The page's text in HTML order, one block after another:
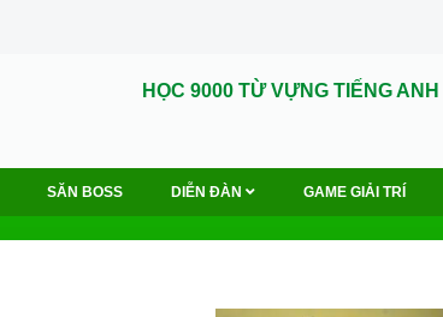
HỌC 9000 TỪ VỰNG TIẾNG ANH
SĂN BOSS DIỄN ĐÀN GAME GIẢI TRÍ